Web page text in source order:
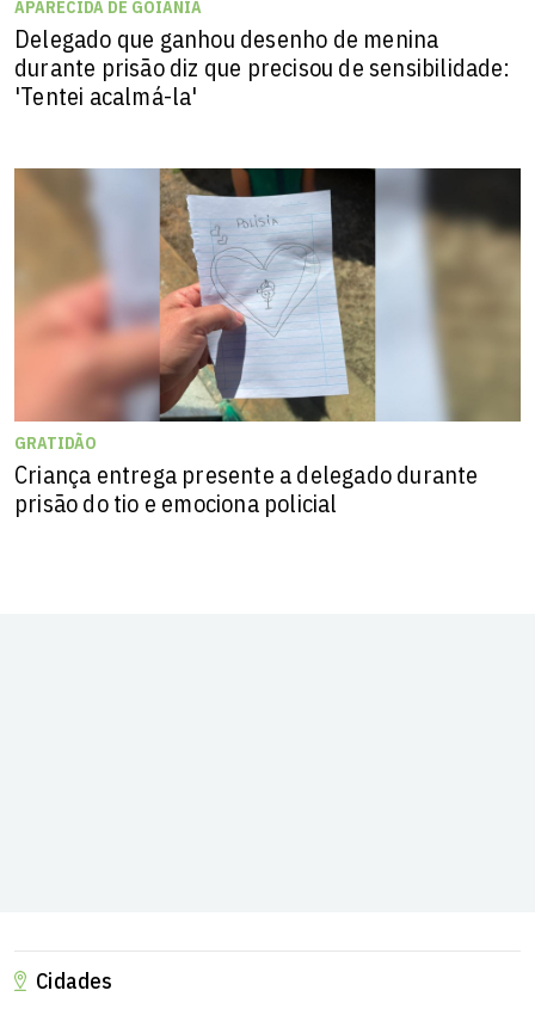
APARECIDA DE GOIÂNIA
Delegado que ganhou desenho de menina
durante prisão diz que precisou de sensibilidade:
'Tentei acalmá-la'
GRATIDÃO
Criança entrega presente a delegado durante
prisão do tio e emociona policial
Cidades